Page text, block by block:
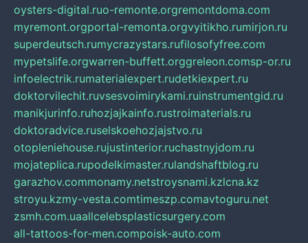
oysters-digital.ruo-remonte.orgremontdoma.com
myremont.orgportal-remonta.orgvyitikho.rumirjon.ru
superdeutsch.rumycrazystars.rufilosofyfree.com
mypetslife.orgwarren-buffett.orggreleon.comsp-or.ru
infoelectrik.rumaterialexpert.rudetkiexpert.ru
doktorvilechit.ruvsesvoimirykami.ruinstrumentgid.ru
manikjurinfo.ruhozjajkainfo.rustroimaterials.ru
doktoradvice.ruselskoehozjajstvo.ru
otopleniehouse.rujustinterior.ruchastnyjdom.ru
mojateplica.rupodelkimaster.rulandshaftblog.ru
garazhov.commonamy.netstroysnami.kzlcna.kz
stroyu.kzmy-vesta.comtimeszp.comavtoguru.net
zsmh.com.uaallcelebsplasticsurgery.com
all-tattoos-for-men.compoisk-auto.com